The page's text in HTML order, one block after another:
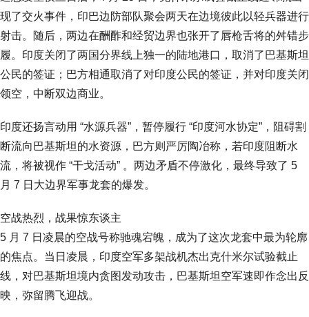
现了交火事件，印巴边防部队聚会两天在边境彼此以轻兵器进行
射击。随后，两边在酬酢和经贸边界也张开了唇枪舌将的舛错步
履。印度关闭了两国分界线上独一的陆地港口，取消了巴基斯坦
公民的签证；巴方相通取消了对印度公民的签证，并对印度关闭
领空，中断双边商业。
印度还扬言动用 “水源兵器”，暂停履行 “印度河水协定”，阻碍割
断流向巴基斯坦的水资源，巴方则严厉陶冶称，若印度阻断水
流，将被视作 “干戈活动” 。两边矛盾不停激化，最终导致了 5
月 7 日大边界军事龙套的爆发。
空战热烈，战果惊东谈主
5 月 7 日凌晨的空战号称驰魂宕魄，成为了这次龙套中最为轮廓
的焦点。当日凌晨，印度空军多架战机杰出克什米尔试验截止
线，对巴基斯坦境内贪图发动攻击，巴基斯坦空军速即作念出反
映，弥留腾飞迎战。